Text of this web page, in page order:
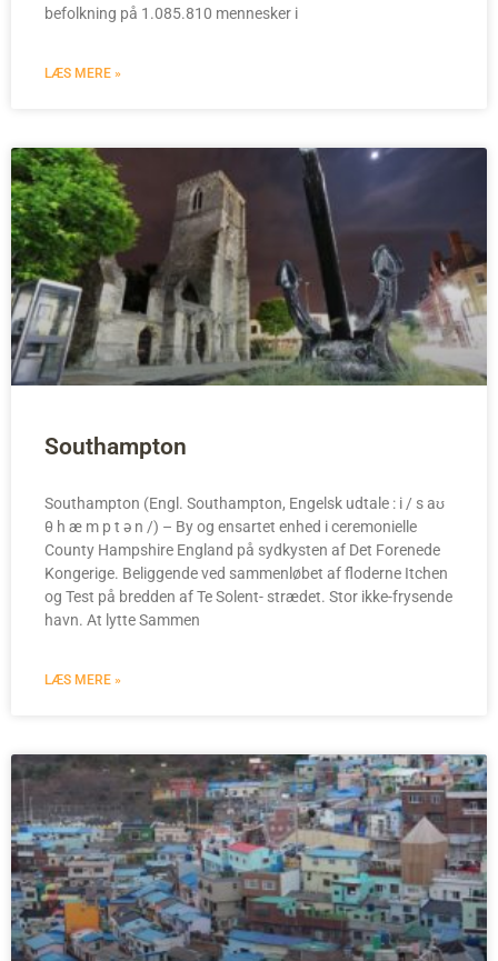
befolkning på 1.085.810 mennesker i
LÆS MERE »
Southampton
Southampton (Engl. Southampton, Engelsk udtale : i / s aʊ
θ h æ m p t ə n /) – By og ensartet enhed i ceremonielle
County Hampshire England på sydkysten af Det Forenede
Kongerige. Beliggende ved sammenløbet af floderne Itchen
og Test på bredden af Te Solent- strædet. Stor ikke-frysende
havn. At lytte Sammen
LÆS MERE »